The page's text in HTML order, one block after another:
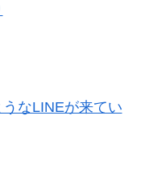
なLINEが来てい